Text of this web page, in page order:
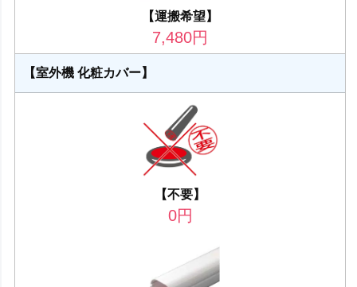
【運搬希望】
7,480円
【室外機 化粧カバー】
【不要】
0円